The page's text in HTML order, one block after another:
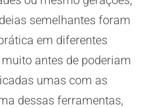
semelhantes foram
em diferentes
antes de poderiam
umas com as
dessas ferramentas,